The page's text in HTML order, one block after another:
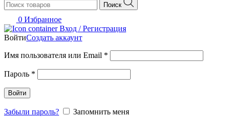
Поиск
0 Избранное
Вход / Регистрация
ВойтиСоздать аккаунт
Имя пользователя или Email *
Пароль *
Войти
Забыли пароль? Запомнить меня